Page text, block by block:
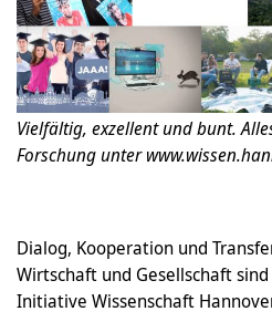
Vielfältig, exzellent und bunt.
Forschung unter
Dialog, Kooperation und
Wirtschaft und Gesellschaft
Initiative Wissenschaft